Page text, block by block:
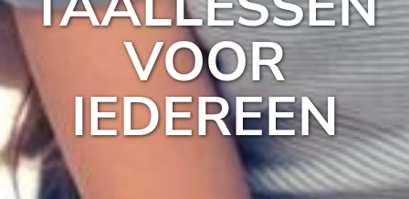
VOOR
IEDEREEN